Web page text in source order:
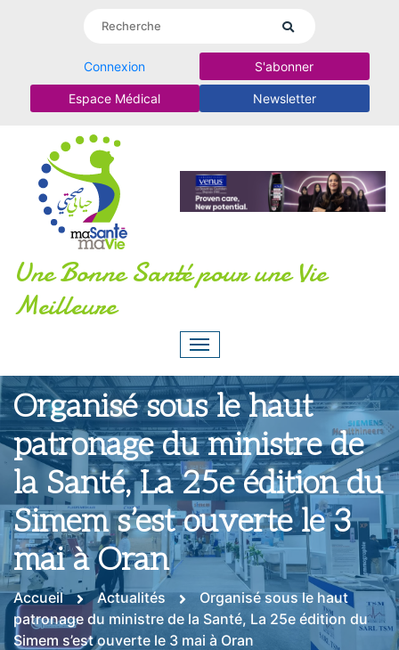
Connexion S'abonner
Espace Médical Newsletter
Une Bonne Santé pour une Vie
Meilleure
Organisé sous le haut
patronage du ministre de
la Santé, La 25e édition du
Simem s’est ouverte le 3
mai à Oran
Accueil Actualités
Organisé sous le haut
patronage du ministre de la Santé, La 25e édition du
Simem s’est ouverte le 3 mai à Oran